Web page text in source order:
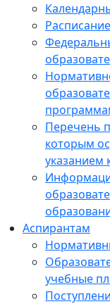
Перечень
которым
указанием
Аспирантам
учебные